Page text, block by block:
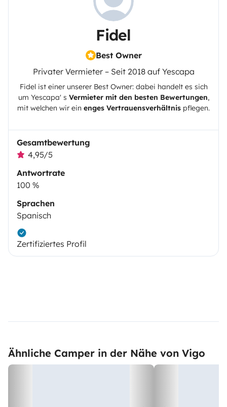
Fidel
Best Owner
Privater Vermieter – Seit 2018 auf Yescapa
Fidelist einer unserer Best Owner: dabei handelt es sich
um Yescapa' s Vermieter mit den besten Bewertungen,
mit welchen wir ein enges Vertrauensverhältnis pflegen.
Gesamtbewertung
4,95/5
Antwortrate
100 %
Sprachen
Spanisch
Zertifiziertes Profil
Ähnliche Camper in der Nähe von Vigo